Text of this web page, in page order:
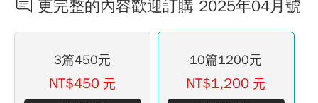
更完整的內容歡迎訂購 2025年04月號
3篇450元
NT$450 元
10篇1200元
NT$1,200 元